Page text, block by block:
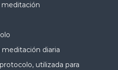
meditación
meditación diaria
utilizada para